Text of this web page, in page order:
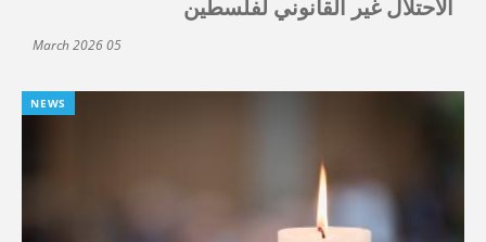
الاحتلال غير القانوني لفلسطين
05 March 2026
NEWS